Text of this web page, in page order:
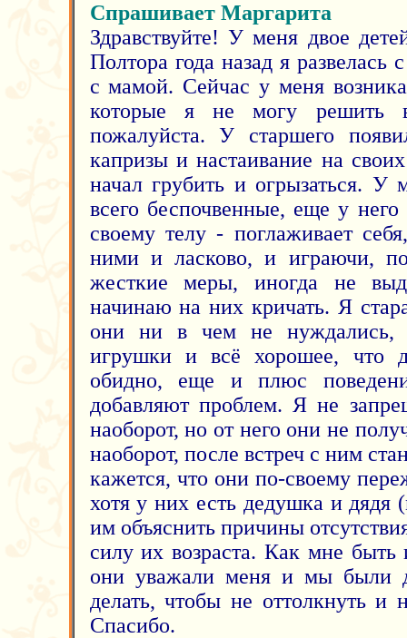
Спрашивает Маргарита
Здравствуйте! У меня двое
Полтора года назад я
с мамой. Сейчас у меня
которые я не могу решить
пожалуйста. У старшего
капризы и настаивание на
начал грубить и огрызаться. У
всего беспочвенные, еще у
своему телу - поглаживает
ними и ласково, и играючи,
жесткие меры, иногда не
начинаю на них кричать. Я
они ни в чем не нуждались,
игрушки и всё хорошее, что
обидно, еще и плюс
добавляют проблем. Я не
наоборот, но от него они не
наоборот, после встреч с ним
кажется, что они по-своему
хотя у них есть дедушка и
им объяснить причины
силу их возраста. Как мне быть
они уважали меня и мы были
делать, чтобы не оттолкнуть и
Спасибо.